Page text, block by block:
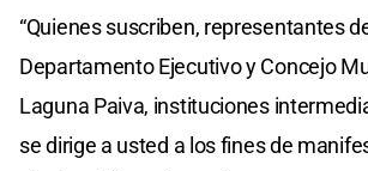
“Quienes suscriben, representantes
Departamento Ejecutivo y Concejo
Laguna Paiva, instituciones
se dirige a usted a los fines de